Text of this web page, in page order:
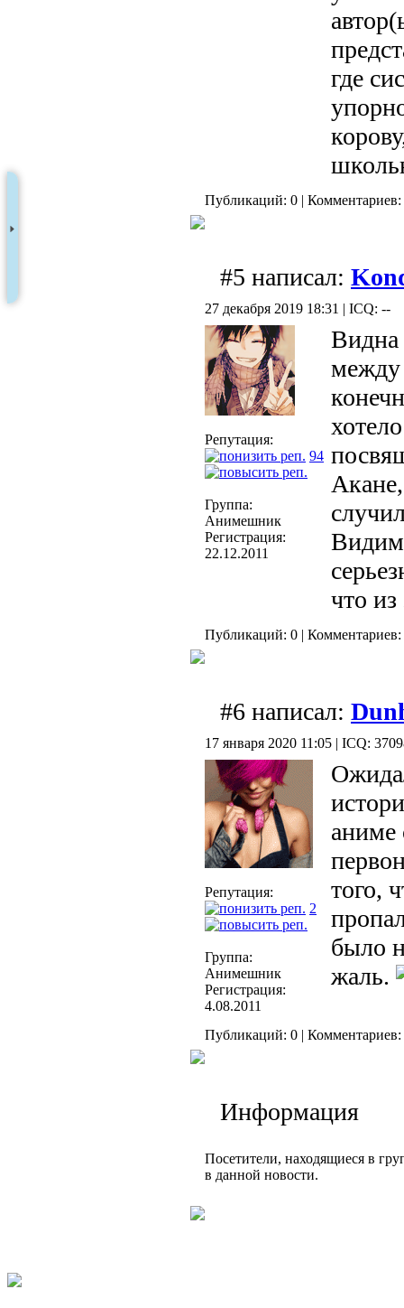
где
Публикаций: 0 | Комментариев:
#5 написал:
27 декабря 2019 18:31 | ICQ: --
Репутация:
94
Группа:
Анимешник
Регистрация:
22.12.2011
Видна
между
что
Публикаций: 0 | Комментариев:
#6 написал:
17 января 2020 11:05 | ICQ:
Репутация:
2
Группа:
Анимешник
Регистрация:
4.08.2011
аниме
того,
было
жаль.
Публикаций: 0 | Комментариев:
Информация
Посетители, находящиеся в
в данной новости.